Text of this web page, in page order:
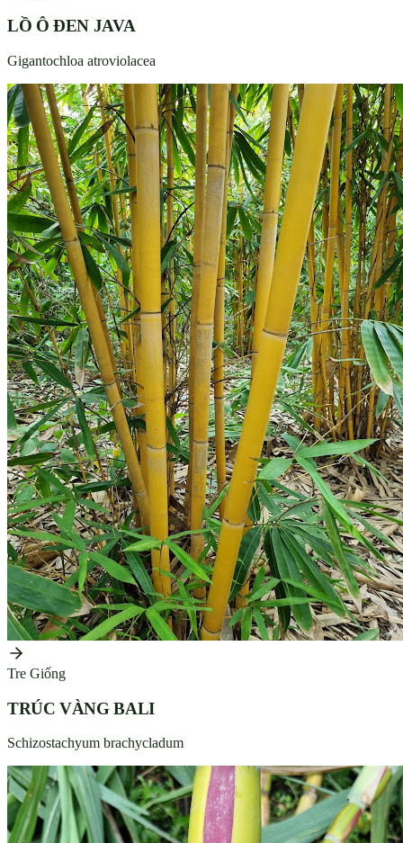
LỒ Ô ĐEN JAVA
Gigantochloa atroviolacea
Tre Giống
TRÚC VÀNG BALI
Schizostachyum brachycladum